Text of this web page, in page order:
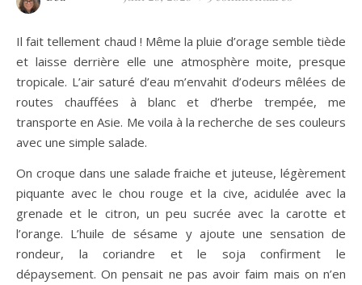
Il fait tellement chaud ! Même la pluie d’orage semble tiède
et laisse derrière elle une atmosphère moite, presque
tropicale. L’air saturé d’eau m’envahit d’odeurs mêlées de
routes chauffées à blanc et d’herbe trempée, me
transporte en Asie. Me voila à la recherche de ses couleurs
avec une simple salade.
On croque dans une salade fraiche et juteuse, légèrement
piquante avec le chou rouge et la cive, acidulée avec la
grenade et le citron, un peu sucrée avec la carotte et
l’orange. L’huile de sésame y ajoute une sensation de
rondeur, la coriandre et le soja confirment le
dépaysement. On pensait ne pas avoir faim mais on n’en